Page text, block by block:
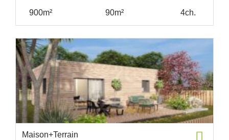
900m² 90m² 4ch.
Maison+Terrain